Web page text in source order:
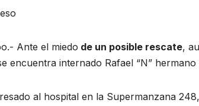
Ante el miedo de un posible rescate,
encuentra internado Rafael “N” hermano
al hospital en la Supermanzana